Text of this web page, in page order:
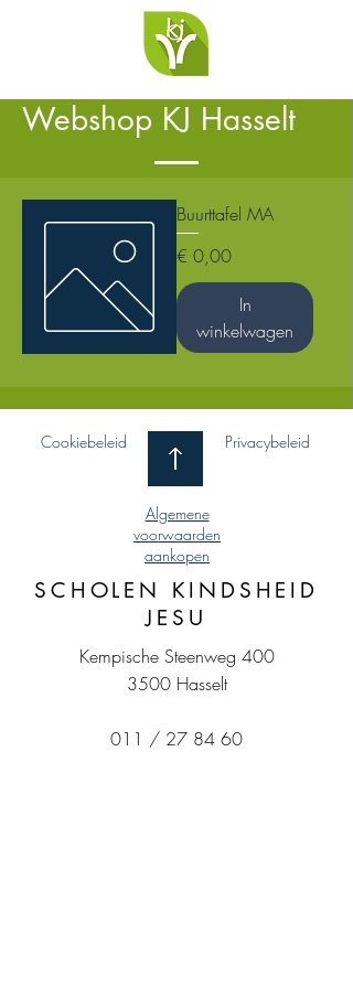
Webshop KJ Hasselt
Buurttafel MA
Prijs
€ 0,00
In
winkelwagen
Cookiebeleid Privacybeleid
Algemene
voorwaarden
aankopen
SCHOLEN KINDSHEID
JESU
Kempische Steenweg 400
3500 Hasselt
011 / 27 84 60